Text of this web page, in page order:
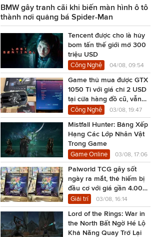
BMW gây tranh cãi khi biến màn hình ô tô
thành nơi quảng bá Spider-Man
Tencent được cho là hủy
bom tấn thế giới mở 300
triệu USD
Công Nghệ 04/08, 09:54
Game thủ mua được GTX
1050 Ti với giá chỉ 2 USD
tại cửa hàng đồ cũ, vẫn
chạy Cyberpunk 2077
Công Nghệ 03/08, 19:47
Mistfall Hunter: Bảng Xếp
Hạng Các Lớp Nhân Vật
Trong Game
Game Online 03/08, 17:06
Palworld TCG gây sốt
ngày ra mắt, thẻ hiếm bị
đầu cơ với giá gần 4.000
USD
Giải trí 03/08, 16:14
Lord of the Rings: War in
the North Bất Ngờ Hé Lộ
Khả Năng Quay Trở Lại